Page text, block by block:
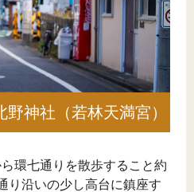
神社（若林天満宮）
環七通りを散歩すること約
り沿いの少し高台に鎮座す